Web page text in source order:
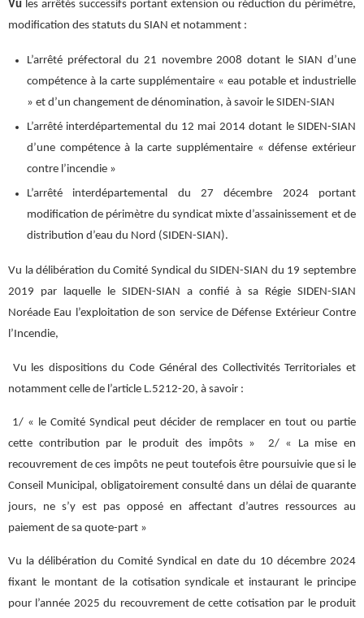
Vu les arrêtés successifs portant extension ou réduction du périmètre,
modification des statuts du SIAN et notamment :
L’arrêté préfectoral du 21 novembre 2008 dotant le SIAN d’une
compétence à la carte supplémentaire « eau potable et industrielle
» et d’un changement de dénomination, à savoir le SIDEN-SIAN
L’arrêté interdépartemental du 12 mai 2014 dotant le SIDEN-SIAN
d’une compétence à la carte supplémentaire « défense extérieur
contre l’incendie »
L’arrêté interdépartemental du 27 décembre 2024 portant
modification de périmètre du syndicat mixte d’assainissement et de
distribution d’eau du Nord (SIDEN-SIAN).
Vu la délibération du Comité Syndical du SIDEN-SIAN du 19 septembre
2019 par laquelle le SIDEN-SIAN a confié à sa Régie SIDEN-SIAN
Noréade Eau l’exploitation de son service de Défense Extérieur Contre
l’Incendie,
Vu les dispositions du Code Général des Collectivités Territoriales et
notamment celle de l’article L.5212-20, à savoir :
1/ « le Comité Syndical peut décider de remplacer en tout ou partie
cette contribution par le produit des impôts » 2/ « La mise en
recouvrement de ces impôts ne peut toutefois être poursuivie que si le
Conseil Municipal, obligatoirement consulté dans un délai de quarante
jours, ne s’y est pas opposé en affectant d’autres ressources au
paiement de sa quote-part »
Vu la délibération du Comité Syndical en date du 10 décembre 2024
fixant le montant de la cotisation syndicale et instaurant le principe
pour l’année 2025 du recouvrement de cette cotisation par le produit